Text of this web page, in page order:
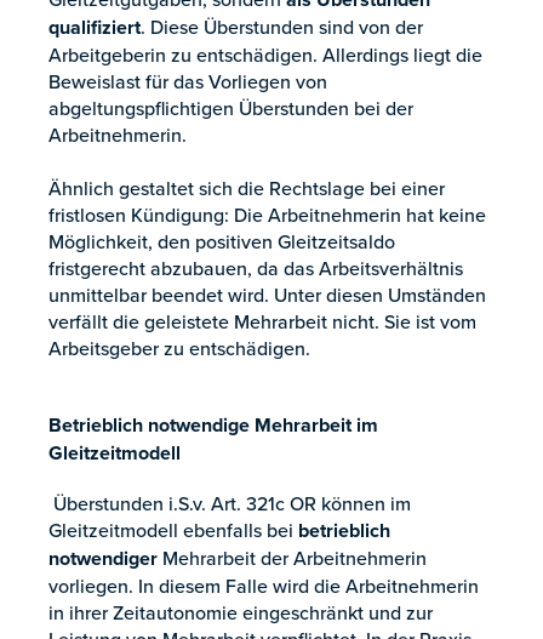
qualifiziert. Diese Überstunden sind von der
Arbeitgeberin zu entschädigen. Allerdings liegt die
Beweislast für das Vorliegen von
abgeltungspflichtigen Überstunden bei der
Arbeitnehmerin.
Ähnlich gestaltet sich die Rechtslage bei einer
fristlosen Kündigung: Die Arbeitnehmerin hat keine
Möglichkeit, den positiven Gleitzeitsaldo
fristgerecht abzubauen, da das Arbeitsverhältnis
unmittelbar beendet wird. Unter diesen Umständen
verfällt die geleistete Mehrarbeit nicht. Sie ist vom
Arbeitsgeber zu entschädigen.
Betrieblich notwendige Mehrarbeit im
Gleitzeitmodell
Überstunden i.S.v. Art. 321c OR können im
Gleitzeitmodell ebenfalls bei betrieblich
notwendiger Mehrarbeit der Arbeitnehmerin
vorliegen. In diesem Falle wird die Arbeitnehmerin
in ihrer Zeitautonomie eingeschränkt und zur